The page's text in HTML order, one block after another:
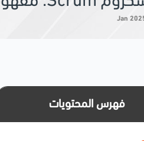
فهرس المحتويات